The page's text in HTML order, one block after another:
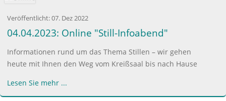
Veröffentlicht:07. Dez 2022
04.04.2023: Online "Still-Infoabend"
Informationen rund um das Thema Stillen – wir gehen
heute mit Ihnen den Weg vom Kreißsaal bis nach Hause
Lesen Sie mehr ...